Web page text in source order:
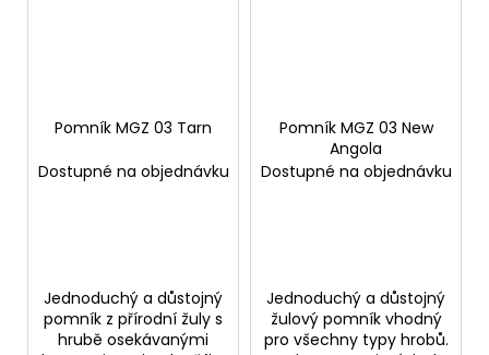
Pomník MGZ 03 Tarn
Dostupné na objednávku
Jednoduchý a důstojný
pomník z přírodní žuly s
hrubě osekávanými
Pomník MGZ 03 New
Angola
Dostupné na objednávku
Jednoduchý a důstojný
žulový pomník vhodný
pro všechny typy hrobů.